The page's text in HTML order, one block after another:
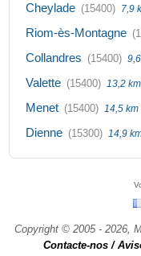
Cheylade (15400) 7,9
Riom-ès-Montagne
Collandres (15400)
Valette (15400) 13,2 km
Menet (15400) 14,5 km
Dienne (15300) 14,9
Copyright © 2005 - 2026,
Contacte-nos /